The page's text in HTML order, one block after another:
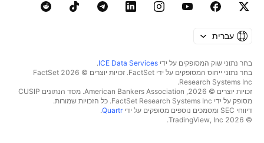
עברית
בחר נתוני שוק המסופקים על ידי ICE Data Services
.
בחר נתוני ייחוס המסופקים על ידי FactSet. זכויות יוצרים © 2026 ‏FactSet
Research Systems Inc.‏
זכויות יוצרים © 2026, ‏American Bankers Association. מסד הנתונים CUSIP
מסופק על ידי FactSet Research Systems Inc. כל הזכויות שמורות.
דיווחי SEC ומסמכים נוספים מסופקים על ידי
Quartr
.
© 2026 ‏TradingView, Inc.‏